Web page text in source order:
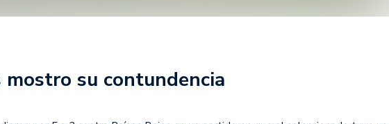
Lista de la selección masculina de Argentina para la Copa Mundial de Hockey
mostro su contundencia